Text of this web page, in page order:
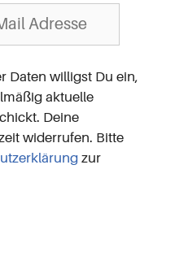
Daten willigst Du ein,
aktuelle
Deine
widerrufen. Bitte
zur